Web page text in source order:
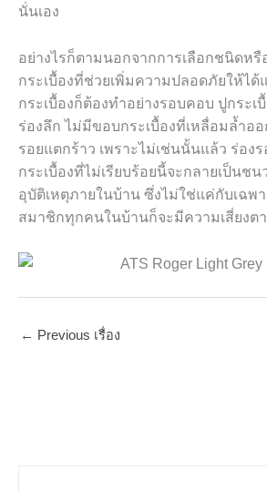
นั่นเอง
อย่างไรก็ตามนอกจากการเลือกชนิดหรื
กระเบื้องที่ช่วยเพิ่มความปลอดภัยให้ได้
กระเบื้องก็ต้องทำอย่างรอบคอบ ปูกระเ
ร่องลึก ไม่มีขอบกระเบื้องที่เหลื่อมล้ำอ
รอยแตกร้าว เพราะไม่เช่นนั้นแล้ว ร่องร
กระเบื้องที่ไม่เรียบร้อยนี้จะกลายเป็นช
อุบัติเหตุภายในบ้าน ซึ่งไม่ใช่แค่กับเฉพ
สมาชิกทุกคนในบ้านก็จะมีความเสี่ยงต
← Previous เรื่อง